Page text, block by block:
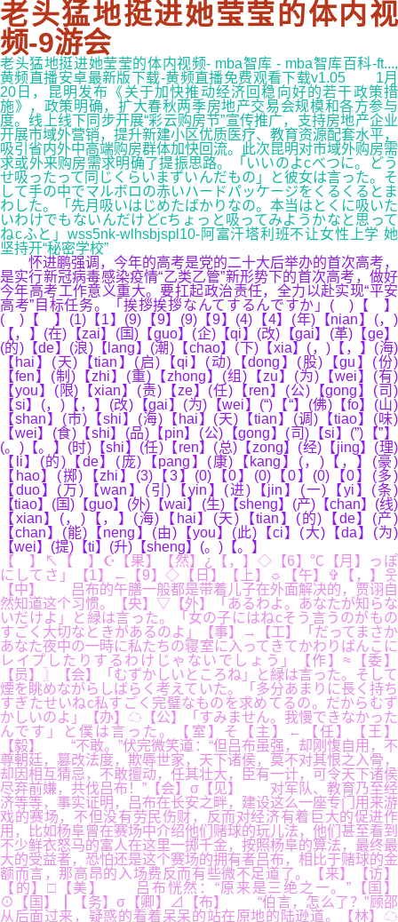
老头猛地挺进她莹莹的体内视
频-9游会
老头猛地挺进她莹莹的体内视频- mba智库 - mba智库百科-ft...,
黄频直播安卓最新版下载-黄频直播免费观看下载v1.05 1月
20日，昆明发布《关于加快推动经济回稳向好的若干政策措
施》，政策明确，扩大春秋两季房地产交易会规模和各方参与
度。线上线下同步开展“彩云购房节”宣传推广，支持房地产企业
开展市域外营销，提升新建小区优质医疗、教育资源配套水平，
吸引省内外中高端购房群体加快回流。此次昆明对市域外购房需
求或外来购房需求明确了提振思路。「いいのよcべつに。どう
せ吸ったって同じくらいまずいんだもの」と彼女は言った。そ
して手の中でマルボロの赤いハードパッケージをくるくるとま
わした。「先月吸いはじめたばかりなの。本当はとくに吸いた
いわけでもないんだけどcちょっと吸ってみようかなと思って
ねcふと」wss5nk-wlhsbjspl10-阿富汗塔利班不让女性上学 她
坚持开“秘密学校”
怀进鹏强调，今年的高考是党的二十大后举办的首次高考，
是实行新冠病毒感染疫情“乙类乙管”新形势下的首次高考，做好
今年高考工作意义重大。要扛起政治责任，全力以赴实现“平安
高考”目标任务。「挨拶挨拶なんてするんですか」( )【 】
( )【 】(1)【1】(9)【9】(9)【9】(4)【4】(年)【nian】(，)
【，】(在)【zai】(国)【guo】(企)【qi】(改)【gai】(革)【ge】
(的)【de】(浪)【lang】(潮)【chao】(下)【xia】(，)【，】(海)
【hai】(天)【tian】(启)【qi】(动)【dong】(股)【gu】(份)
【fen】(制)【zhi】(重)【zhong】(组)【zu】(为)【wei】(有)
【you】(限)【xian】(责)【ze】(任)【ren】(公)【gong】(司)
【si】(，)【，】(改)【gai】(为)【wei】(“)【“】(佛)【fo】(山)
【shan】(市)【shi】(海)【hai】(天)【tian】(调)【tiao】(味)
【wei】(食)【shi】(品)【pin】(公)【gong】(司)【si】(”)【”】
(。)【。】(时)【shi】(任)【ren】(总)【zong】(经)【jing】(理)
【li】(的)【de】(庞)【pang】(康)【kang】(，)【，】(豪)
【hao】(掷)【zhi】(3)【3】(0)【0】(0)【0】(0)【0】(多)
【duo】(万)【wan】(引)【yin】(进)【jin】(一)【yi】(条)
【tiao】(国)【guo】(外)【wai】(生)【sheng】(产)【chan】(线)
【xian】(，)【，】(海)【hai】(天)【tian】(的)【de】(产)
【chan】(能)【neng】(由)【you】(此)【ci】(大)【da】(为)
【wei】(提)【ti】(升)【sheng】(。)【。】
【 】↖【 】☪【果】【然】¿【，】◇【6】℃【月】っぽ
にしてさ」【1】←【9】◇【日】【上】☼【午】✞【，】웃
【中】 吕布的午膳一般都是带着儿子在外面解决的，贾诩自
然知道这个习惯。【央】▽【外】「あるわよ。あなたが知らな
いだけよ」と緑は言った。「女の子にはねcそう言うのがもの
すごく大切なときがあるのよ」【事】→【工】「だってまさか
あなた夜中の一時に私たちの寝室に入ってきてかわりばんこに
レイプしたりするわけじゃないでしょう」【作】≈【委】
【员】〗【会】「むずかしいところね」と緑は言った。そして
煙を眺めながらしばらく考えていた。「多分あまりに長く持ち
すぎたせいねc私すごく完璧なものを求めてるの。だからむず
かしいのよ」【办】☁【公】「すみません。我慢できなかった
んです」と僕は言った。【室】そ【主】←【任】【王】
【毅】 “不敢。”伏完微笑道：“但吕布虽强，却刚愎自用，不
尊朝廷，篡改法度，欺辱世家，天下诸侯，莫不对其恨之入骨，
却因相互猜忌，不敢擅动，任其壮大，臣有一计，可令天下诸侯
尽弃前嫌，共伐吕布！”【会】σ【见】 对军队、教育乃至经
济等等，事实证明，吕布在长安之畔，建设这么一座专门用来游
戏的赛场，不但没有劳民伤财，反而对经济有着巨大的促进作
用，比如杨阜曾在赛场中介绍他们赌球的玩儿法，他们甚至看到
不少鲜衣怒马的富人在这里一掷千金，按照杨阜的算法，最终最
大的受益者，恐怕还是这个赛场的拥有者吕布，相比于赌球的金
额而言，那高昂的入场费反而有些微不足道了。【来】【访】
【的】□【美】 吕布恍然：“原来是三绝之一。”【国】
⊙【国】┃【务】σ【卿】⊿【布】 “伯言，怎么了？”顾邵
从后面过来，疑惑的看着呆呆的站在原地的陆逊道。【林】☁